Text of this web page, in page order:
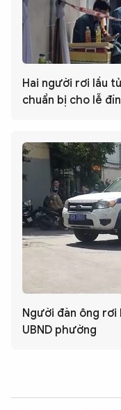
Hai người rơi lầu
chuẩn bị cho lễ
Người đàn ông
UBND phường